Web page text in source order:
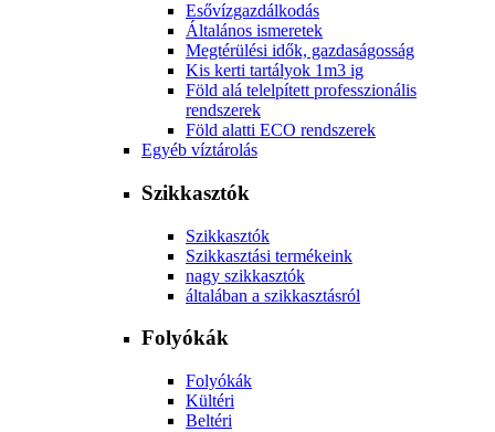
Esővízgazdálkodás
Általános ismeretek
Megtérülési idők, gazdaságosság
Kis kerti tartályok 1m3 ig
Föld alá telelpített professzionális
rendszerek
Föld alatti ECO rendszerek
Egyéb víztárolás
Szikkasztók
Szikkasztók
Szikkasztási termékeink
nagy szikkasztók
általában a szikkasztásról
Folyókák
Folyókák
Kültéri
Beltéri